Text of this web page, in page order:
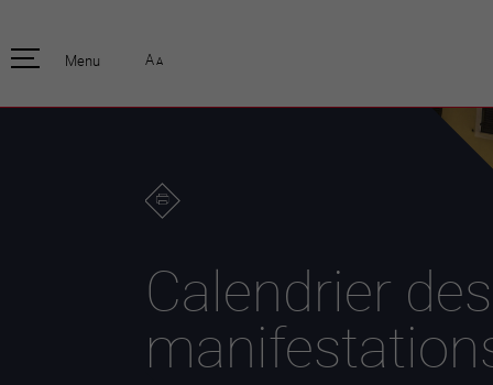
Enfants et écoliers
Formation
environnement
Informations parcelles
Guichet virtuel
Annuaire communal
Emplois
Organisation
communale
Programme de
législature
Stratégies
Jumelage
Menu A A
Calendrier des